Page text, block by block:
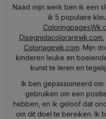
Naast mijn werk ben ik een
ik 5 populaire
Disegnidacolorarewk.com
Coloriagewk.com. Mijn
kinderen leuke en
kunst te leren en
Ik ben gepassioneerd om
gebruiken om een
hebben, en ik geloof dat
om dit doel te bereiken. Ik